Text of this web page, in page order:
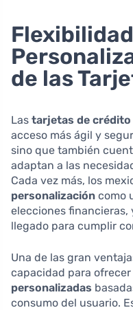
de las
Las tarjetas de crédito
acceso más ágil y
sino que también
adaptan a las
Cada vez más, los
personalización como
elecciones financieras,
llegado para cumplir
Una de las gran
capacidad para ofrecer
personalizadas
consumo del usuario.